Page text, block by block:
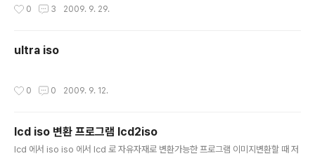
0 3 2009. 9. 29.
ultra iso
0 0 2009. 9. 12.
lcd iso 변환 프로그램 lcd2iso
lcd 에서 iso iso 에서 lcd 로 자유자재로 변환가능한 프로그램 이미지변환할 때 저